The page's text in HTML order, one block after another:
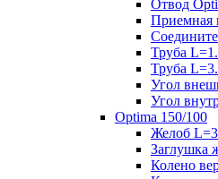
Отвод
Приемная
Труба
Труба
Угол
Угол
Optima 150/100
Желоб
Заглушка
Колено